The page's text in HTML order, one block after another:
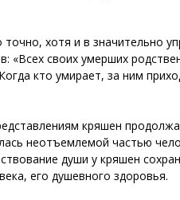
хотя и в значительно
«Всех своих умерших
кто умирает, за ним
кряшен
неотъемлемой частью
души у кряшен
его душевного здоровья.